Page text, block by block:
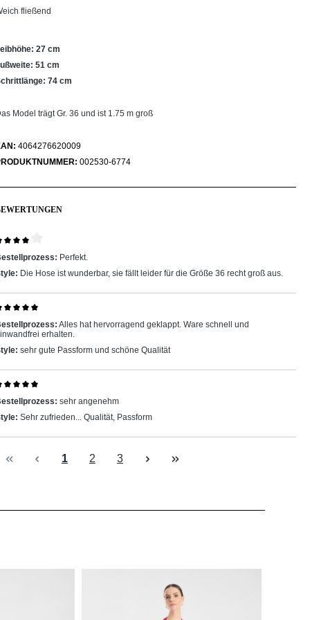
fließend
27 cm
51 cm
74 cm
Model trägt Gr. 36 und ist 1.75 m groß
4064276620009
002530-6774
mit 4 von 5 Sternen
Perfekt.
Die Hose ist wunderbar, sie fällt leider für die Größe 36 recht groß aus.
mit 5 von 5 Sternen
Alles hat hervorragend geklappt. Ware schnell und
erhalten.
sehr gute Passform und schöne Qualität
mit 5 von 5 Sternen
sehr angenehm
Sehr zufrieden... Qualität, Passform
Seite
1 Seite
2 Seite
3